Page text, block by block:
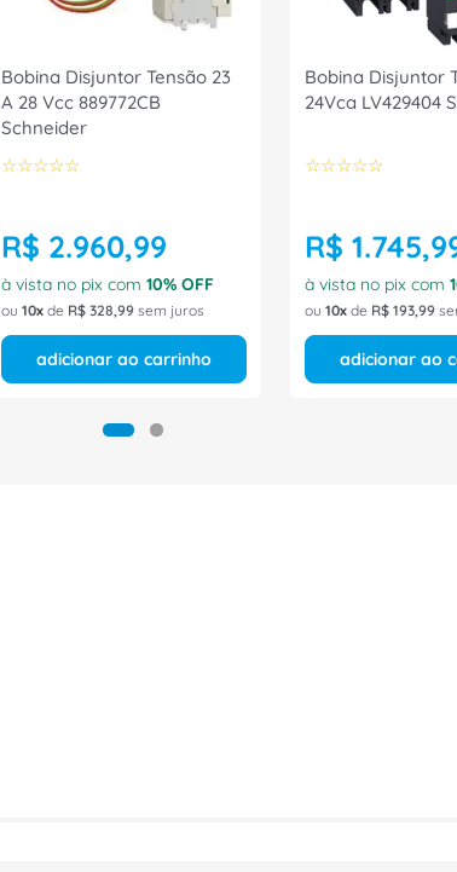
Bobina Disjuntor Tensão 23
A 28 Vcc 889772CB
Schneider
☆☆☆☆☆
R$ 2.960,99
à vista no pix com 10% OFF
ou 10 de R$ 328,99 sem juros
adicionar ao carrinho
Bobina Disjuntor
24Vca LV429404
☆☆☆☆☆
R$ 1.745,
à vista no pix com
ou 10 de R$ 193,99
adicionar ao